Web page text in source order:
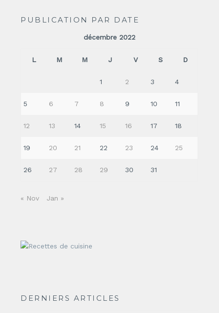
PUBLICATION PAR DATE
décembre 2022
L M M J V S D
1 2 3 4
5 6 7 8 9 10 11
12 13 14 15 16 17 18
19 20 21 22 23 24 25
26 27 28 29 30 31
« Nov Jan »
DERNIERS ARTICLES